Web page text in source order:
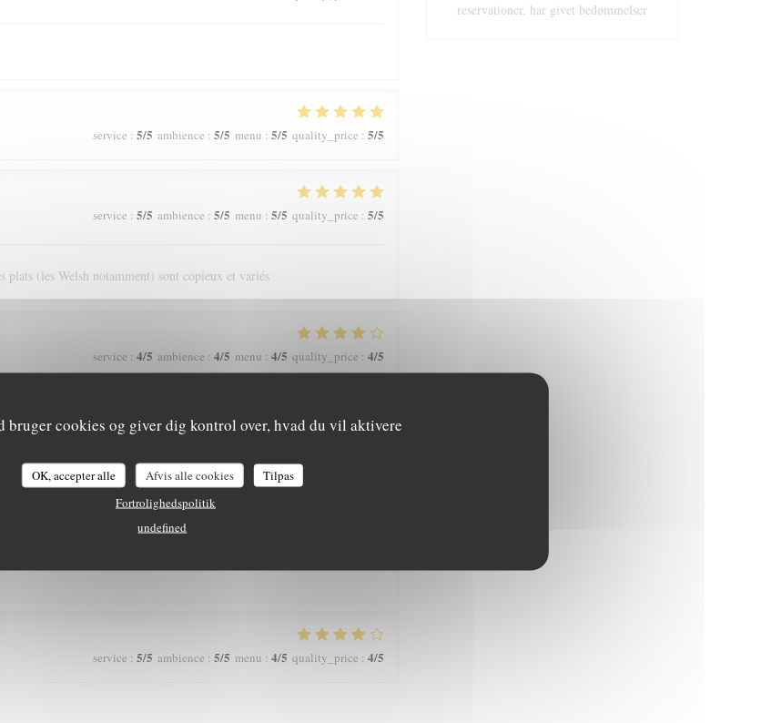
bruger cookies og giver dig kontrol over, hvad du vil aktivere
OK, accepter alle Afvis alle cookies
Tilpas
Fortrolighedspolitik
undefined
service : 5/5 ambience : 5/5 menu : 5/5 quality_price : 5/5
service : 5/5 ambience : 5/5 menu : 5/5 quality_price : 5/5
plats (les Welsh notamment) sont copieux et variés
service : 4/5 ambience : 4/5 menu : 4/5 quality_price : 4/5
service :4 /5 ambience: 5/5 menu: 3/5 quality_price:5/5
service : 5/5 ambience : 5/5 menu : 4/5 quality_price : 4/5
reservationer, har givet bedømmelser